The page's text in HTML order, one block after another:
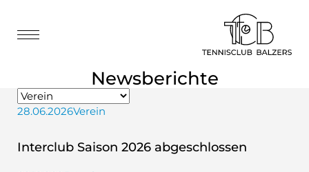
Newsberichte
28.06.2026Verein
Interclub Saison 2026 abgeschlossen